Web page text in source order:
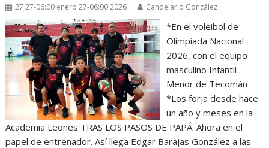
27 27-06:00 enero 27-06:00 2026 Candelario González
*En el voleibol de
Olimpiada Nacional
2026, con el equipo
masculino Infantil
Menor de Tecomán
*Los forja desde hace
un año y meses en la
Academia Leones TRAS LOS PASOS DE PAPÁ. Ahora en el
papel de entrenador. Así llega Edgar Barajas González a las